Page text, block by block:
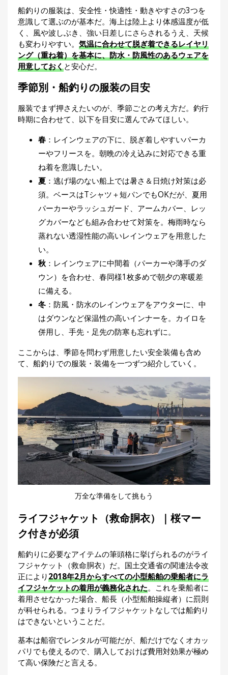
フィッシングウェア（レインウェア・防寒
着）
帽子（キャップ）
偏光サングラス
フィッシンググローブ
デッキブーツ・デッキシューズ
日焼け止め
アームカバー・レッグカバー
ネックウォーマー・ネックカバー
船釣りの持ち物｜あると安心・便利なアイテ
ム
プライヤー
フィッシュグリップ（魚つかみ）
ロッドホルダー（サオ受け）
クーラーボックス
バッカン（タックルボックス）
タオル
ビニール袋
水道水（タックルメンテ用）
船釣りの服装・持ち物チェックリスト【一覧
表】
服装・持ち物 早見表
船釣りの服装は、安全性・快適性・動きやすさの3つを
意識して選ぶのが基本だ。海上は陸上より体感温度が低
く、風や波しぶき、強い日差しにさらされるうえ、天候
も変わりやすい。 気温に合わせて脱ぎ着できるレイヤリ
ング（重ね着）を基本に、防水・防風性のあるウェアを
用意しておくと安心だ。
季節別・船釣りの服装の目安
服装でまず押さえたいのが、季節ごとの考え方だ。釣行
時期に合わせて、以下を目安に選んでみてほしい。
春 ：レインウェアの下に、脱ぎ着しやすいパーカ
ーやフリースを。朝晩の冷え込みに対応できる重
ね着を意識したい。
夏 ：逃げ場のない船上では暑さ＆日焼け対策は必
須。ベースはTシャツ＋短パンでもOKだが、夏用
パーカーやラッシュガード、アームカバー、レッ
グカバーなども組み合わせて対策を。梅雨時なら
蒸れない透湿性能の高いレインウェアを用意した
い。
秋 ：レインウェアに中間着（パーカーや薄手のダ
ウン）を合わせ、春同様1枚多めで朝夕の寒暖差
に備える。
冬 ：防風・防水のレインウェアをアウターに、中
はダウンなど保温性の高いインナーを。カイロを
併用し、手先・足先の防寒も忘れずに。
ここからは、季節を問わず用意したい安全装備も含め
て、船釣りでの服装・装備を一つずつ紹介していく。
万全な準備をして挑もう
ライフジャケット（救命胴衣）｜桜マー
ク付きが必須
船釣りに必要なアイテムの筆頭格に挙げられるのがライ
フジャケット（救命胴衣）だ。国土交通省の関連法令改
正により2018年2月からすべての小型船舶の乗船者にラ
イフジャケットの着用が義務化された。これを乗船者に
着用させなかった場合、船長（小型船舶操縦者）に罰則
が科せられる。つまりライフジャケットなしでは船釣り
はできないということだ。
基本は船宿でレンタルが可能だが、船だけでなくオカッ
パリでも使えるので、購入しておけば費用対効果が極め
て高い保険だと言える。
Northanglers （北
海道）
月
刊
つ
り
人
ブ
ロ
グ